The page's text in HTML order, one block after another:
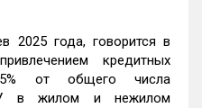
2025 года, говорится в
кредитных
от общего числа
в жилом и нежилом